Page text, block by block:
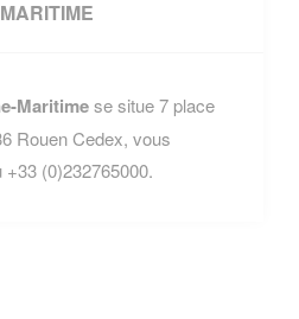
Maritimese situe 7 place
Rouen Cedex, vous
(0)232765000.